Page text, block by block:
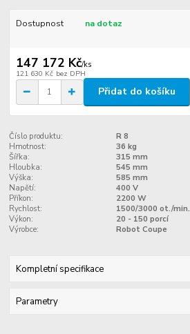
Dostupnost na dotaz
147 172 Kč/ks
121 630 Kč bez DPH
Přidat do košíku
Číslo produktu:
R 8
Hmotnost:
36 kg
Šířka:
315 mm
Hloubka:
545 mm
Výška:
585 mm
Napětí:
400 V
Příkon:
2200 W
Rychlost:
1500/3000 ot./min.
Výkon:
20 - 150 porcí
Výrobce:
Robot Coupe
Kompletní specifikace
Parametry